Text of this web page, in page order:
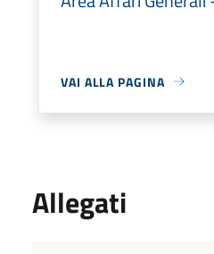
VAI ALLA PAGINA
Allegati